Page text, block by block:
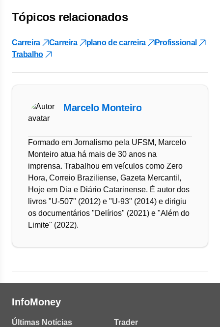
Tópicos relacionados
Carreira Carreira plano de carreira
Profissional
Trabalho
Marcelo Monteiro
Formado em Jornalismo pela UFSM, Marcelo
Monteiro atua há mais de 30 anos na
imprensa. Trabalhou em veículos como Zero
Hora, Correio Braziliense, Gazeta Mercantil,
Hoje em Dia e Diário Catarinense. É autor dos
livros "U-507" (2012) e "U-93" (2014) e dirigiu
os documentários "Delírios" (2021) e "Além do
Limite" (2022).
InfoMoney
Últimas Notícias Trader